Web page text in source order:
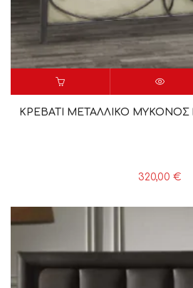
ΚΡΕΒΑΤΙ ΜΕΤΑΛΛΙΚΟ ΜΥΚΟΝΟΣ
320,00 €